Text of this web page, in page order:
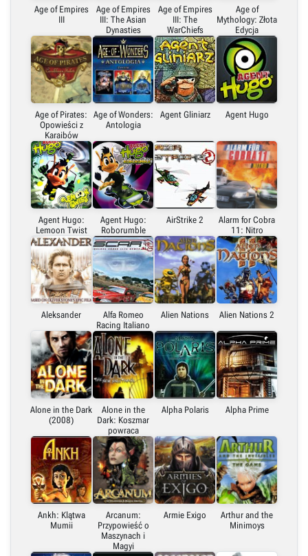
Age of Empires
III
Age of Empires
III: The Asian
Dynasties
Age of Empires
III: The
WarChiefs
Age of
Mythology: Złota
Edycja
Age of Pirates:
Opowieści z
Karaibów
Age of Wonders:
Antologia
Agent Gliniarz Agent Hugo
Agent Hugo:
Lemoon Twist
Agent Hugo:
Roborumble
AirStrike 2
Alarm for Cobra
11: Nitro
Aleksander
Alfa Romeo
Racing Italiano
Alien Nations Alien Nations 2
Alone in the Dark
(2008)
Alone in the
Dark: Koszmar
powraca
Alpha Polaris Alpha Prime
Ankh: Klątwa
Mumii
Arcanum:
Przypowieść o
Maszynach i
Magyi
Armie Exigo
Arthur and the
Minimoys